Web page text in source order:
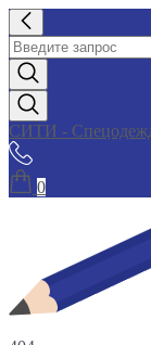
СИТИ -
0